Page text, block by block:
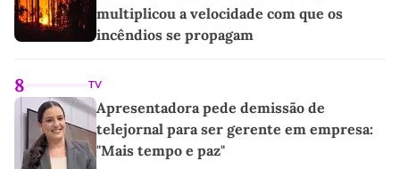
multiplicou a velocidade com que os
incêndios se propagam
8 TV
Apresentadora pede demissão de
telejornal para ser gerente em empresa:
"Mais tempo e paz"